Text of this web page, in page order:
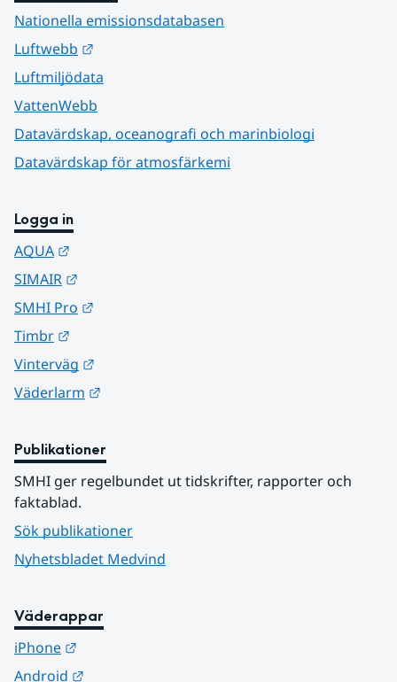
Nationella emissionsdatabasen
Luftwebb
Luftmiljödata
VattenWebb
Datavärdskap, oceanografi och marinbiologi
Datavärdskap för atmosfärkemi
Logga in
AQUA
SIMAIR
SMHI Pro
Timbr
Vinterväg
Väderlarm
Publikationer
SMHI ger regelbundet ut tidskrifter, rapporter och
faktablad.
Sök publikationer
Nyhetsbladet Medvind
Väderappar
iPhone
Android